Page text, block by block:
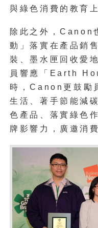
與綠色消費的教育
除此之外，
動」落實在產品銷
裝、墨水匣回收愛
員響應「Earth
時，Canon更鼓勵
生活、著手節能減
色產品、落實綠色
牌影響力，廣邀消